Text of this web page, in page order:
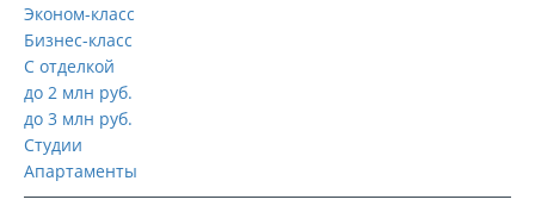
Эконом-класс
Бизнес-класс
С отделкой
до 2 млн руб.
до 3 млн руб.
Студии
Апартаменты